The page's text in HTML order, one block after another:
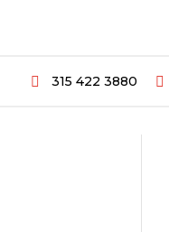
 315 422 3880 